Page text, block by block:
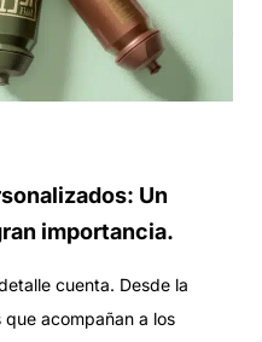
Un
importancia.
cuenta. Desde la
acompañan a los